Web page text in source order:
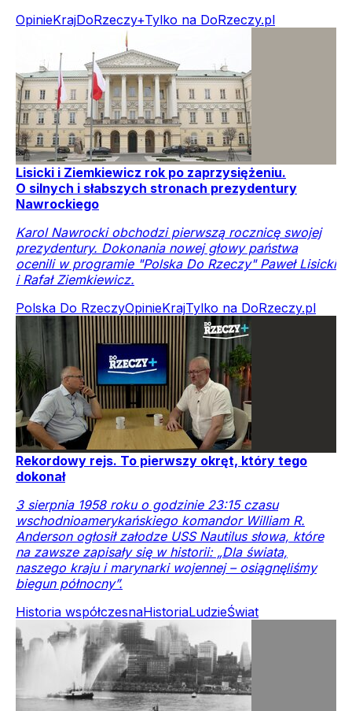
OpinieKrajDoRzeczy+Tylko na DoRzeczy.pl
Lisicki i Ziemkiewicz rok po zaprzysiężeniu.
O silnych i słabszych stronach prezydentury
Nawrockiego
Karol Nawrocki obchodzi pierwszą rocznicę swojej
prezydentury. Dokonania nowej głowy państwa
ocenili w programie "Polska Do Rzeczy" Paweł Lisicki
i Rafał Ziemkiewicz.
Polska Do RzeczyOpinieKrajTylko na DoRzeczy.pl
Rekordowy rejs. To pierwszy okręt, który tego
dokonał
3 sierpnia 1958 roku o godzinie 23:15 czasu
wschodnioamerykańskiego komandor William R.
Anderson ogłosił załodze USS Nautilus słowa, które
na zawsze zapisały się w historii: „Dla świata,
naszego kraju i marynarki wojennej – osiągnęliśmy
biegun północny”.
Historia współczesnaHistoriaLudzieŚwiat